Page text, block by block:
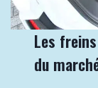
Les
du